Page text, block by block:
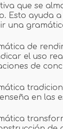
que se
Esto ayuda
una
de
el uso
de
en las